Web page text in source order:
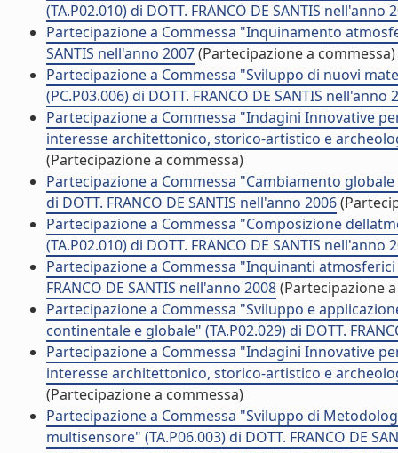
(TA.P02.010) di DOTT. FRANCO DE SANTIS nell'anno
Partecipazione a Commessa "Inquinamento
SANTIS nell'anno 2007(Partecipazione a commessa)
Partecipazione a Commessa "Sviluppo di nuovi
(PC.P03.006) di DOTT. FRANCO DE SANTIS nell'anno
Partecipazione a Commessa "Indagini Innovative
interesse architettonico, storico-artistico e
(Partecipazione a commessa)
Partecipazione a Commessa "Cambiamento
di DOTT. FRANCO DE SANTIS nell'anno 2006
Partecipazione a Commessa "Composizione
(TA.P02.010) di DOTT. FRANCO DE SANTIS nell'anno
Partecipazione a Commessa "Inquinanti
FRANCO DE SANTIS nell'anno 2008(Partecipazione
Partecipazione a Commessa "Sviluppo e
continentale e globale" (TA.P02.029) di DOTT.
Partecipazione a Commessa "Indagini Innovative
interesse architettonico, storico-artistico e
(Partecipazione a commessa)
Partecipazione a Commessa "Sviluppo di
multisensore" (TA.P06.003) di DOTT. FRANCO DE